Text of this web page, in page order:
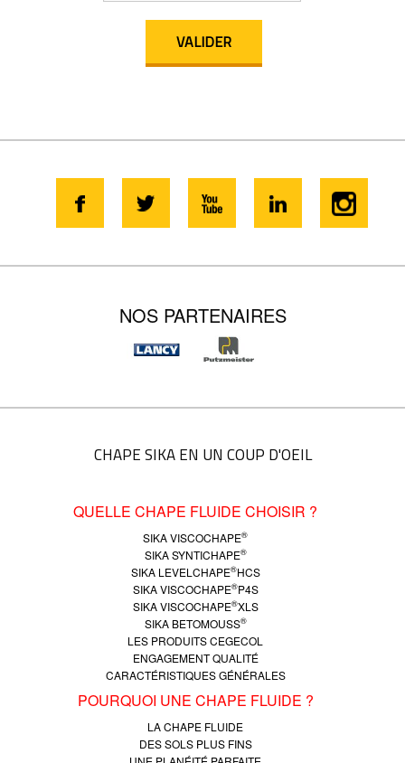
NOS PARTENAIRES
CHAPE SIKA EN UN COUP D'OEIL
QUELLE CHAPE FLUIDE CHOISIR ?
SIKA VISCOCHAPE®
SIKA SYNTICHAPE®
SIKA LEVELCHAPE®HCS
SIKA VISCOCHAPE®P4S
SIKA VISCOCHAPE®XLS
SIKA BETOMOUSS®
LES PRODUITS CEGECOL
ENGAGEMENT QUALITÉ
CARACTÉRISTIQUES GÉNÉRALES
POURQUOI UNE CHAPE FLUIDE ?
LA CHAPE FLUIDE
DES SOLS PLUS FINS